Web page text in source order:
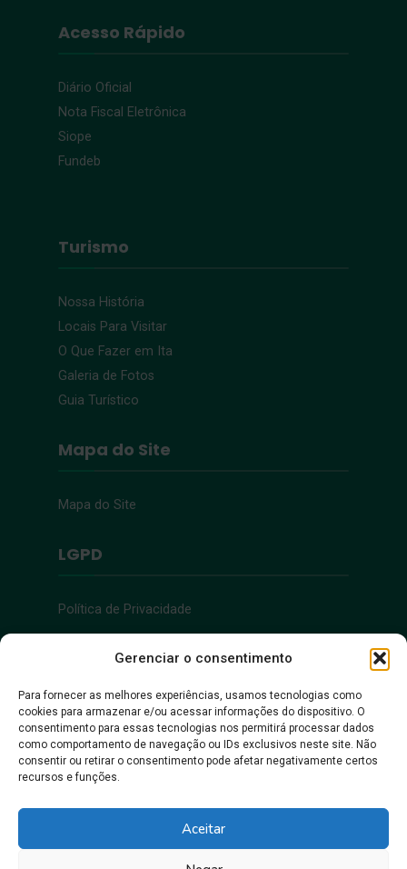
Gerenciar o consentimento
Para fornecer as melhores experiências, usamos tecnologias como
cookies para armazenar e/ou acessar informações do dispositivo. O
consentimento para essas tecnologias nos permitirá processar dados
como comportamento de navegação ou IDs exclusivos neste site. Não
consentir ou retirar o consentimento pode afetar negativamente certos
recursos e funções.
Aceitar
Acesso Rápido
Diário Oficial
Nota Fiscal Eletrônica
Siope
Fundeb
Turismo
Nossa História
Locais Para Visitar
O Que Fazer em Ita
Galeria de Fotos
Guia Turístico
Mapa do Site
Mapa do Site
LGPD
Política de Privacidade
Acessibilidade
Acessibilidade